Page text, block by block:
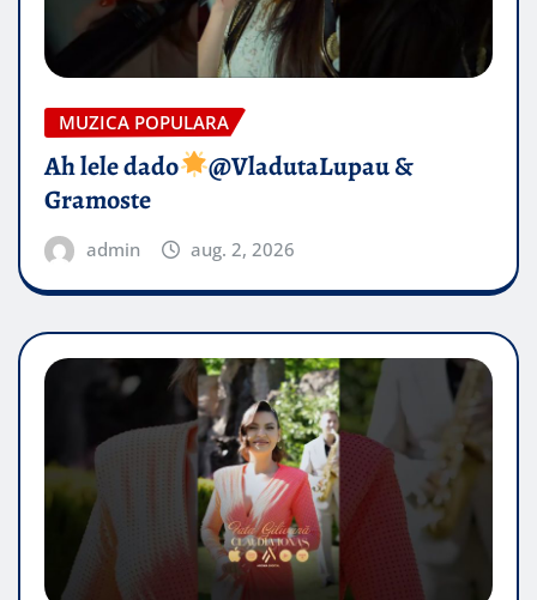
MUZICA POPULARA
Ah lele dado​
@VladutaLupau &
Gramoste
admin aug. 2, 2026